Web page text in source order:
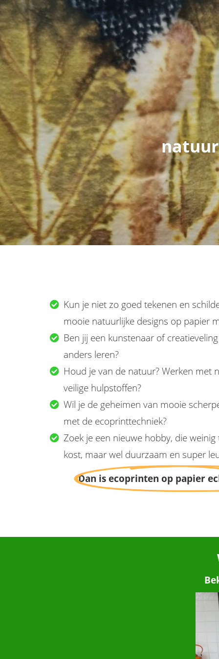
Kun je niet zo goed tekenen en
mooie natuurlijke designs op papier
Ben jij een kunstenaar of
anders leren?
Houd je van de natuur? Werken met
veilige hulpstoffen?
Wil je de geheimen van mooie
met de ecoprinttechniek?
Zoek je een nieuwe hobby, die
kost, maar wel duurzaam en super
Dan is ecoprinten op papier